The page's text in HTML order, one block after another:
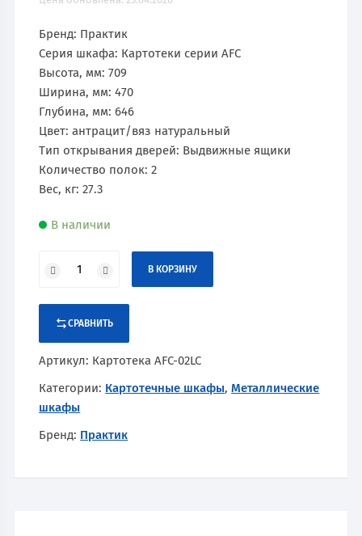
Бренд: Практик
Серия шкафа: Картотеки серии AFC
Высота, мм: 709
Ширина, мм: 470
Глубина, мм: 646
Цвет: антрацит/вяз натуральный
Тип открывания дверей: Выдвижные ящики
Количество полок: 2
Вес, кг: 27.3
В наличии
В КОРЗИНУ
СРАВНИТЬ
Артикул: Картотека AFC-02LC
Категории: Картотечные шкафы,Металлические
шкафы
Бренд: Практик